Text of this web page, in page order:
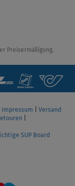
Preisermäßigung.
Impressum
Versand
SUP Board